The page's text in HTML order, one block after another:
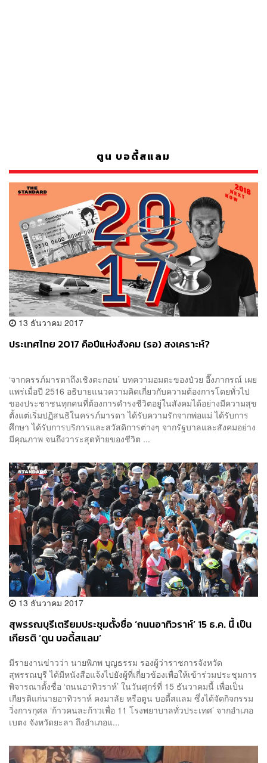
ตูน บอดี้สแลม
13 ธันวาคม 2017
ประเทศไทย 2017 คือปีแห่งสังคม (รอ) สงเคราะห์?
‘จากครรภ์มารดาถึงเชิงตะกอน’ บทความอมตะของป๋วย อี๊งภากรณ์ เผย
แพร่เมื่อปี 2516 อธิบายแนวความคิดเกี่ยวกับความต้องการโดยทั่วไป
ของประชาชนทุกคนที่ต้องการดำรงชีวิตอยู่ในสังคมได้อย่างมีความสุข
ตั้งแต่เริ่มปฏิสนธิในครรภ์มารดา ได้รับความรักจากพ่อแม่ ได้รับการ
ศึกษา ได้รับการบริการและสวัสดิการต่างๆ จากรัฐบาลและสังคมอย่าง
มีคุณภาพ จนถึงวาระสุดท้ายของชีวิต ...
13 ธันวาคม 2017
สุพรรณบุรีเตรียมประชุมตั้งชื่อ ‘ถนนอาทิวราห์’ 15 ธ.ค. นี้ เป็น
เกียรติ ‘ตูน บอดี้สแลม’
มีรายงานข่าวว่า นายพิภพ บุญธรรม รองผู้ว่าราชการจังหวัด
สุพรรณบุรี ได้มีหนังสือแจ้งไปยังผู้ที่เกี่ยวข้องเพื่อให้เข้าร่วมประชุมการ
พิจารณาตั้งชื่อ ‘ถนนอาทิวราห์’ ในวันศุกร์ที่ 15 ธันวาคมนี้ เพื่อเป็น
เกียรติแก่นายอาทิวราห์ คงมาลัย หรือตูน บอดี้สแลม ซึ่งได้จัดกิจกรรม
วิ่งการกุศล ‘ก้าวคนละก้าวเพื่อ 11 โรงพยาบาลทั่วประเทศ’ จากอำเภอ
เบตง จังหวัดยะลา ถึงอำเภอแ...